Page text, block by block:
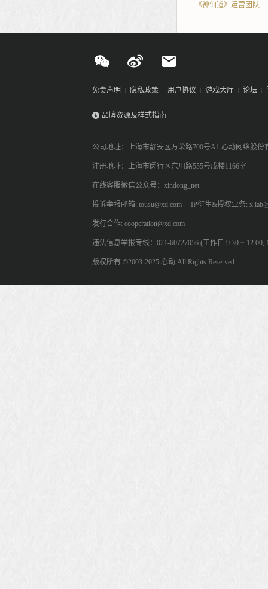
《神仙道》运营团队
免责声明 隐私政策 用户协议 游戏大厅 论坛
品牌资源及样式指南
公司地址：上海市静安区万荣路700号A1 心动网络股份
注册地址：上海市闵行区东川路555号戊楼1166室
在线客服微信公众号：xindong_net
投诉举报邮箱: tousu@xd.com IP衍生&授权业务:
发行合作: cooperation@xd.com
违法信息举报专线：021-60727056 (工作日 9:30 ~ 12:00,
版权所有 ©2003-2025 心动 All Rights Reserved